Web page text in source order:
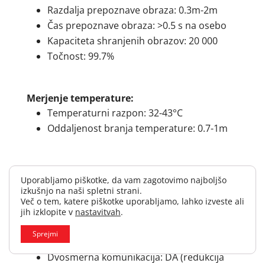
Razdalja prepoznave obraza: 0.3m-2m
Čas prepoznave obraza: >0.5 s na osebo
Kapaciteta shranjenih obrazov: 20 000
Točnost: 99.7%
Merjenje temperature:
Temperaturni razpon: 32-43°C
Oddaljenost branja temperature: 0.7-1m
Dodatna osvetlitev:
Tip: Mehko, bela svetloba, IR senzor
Domet bele svetlobe: 1-3m
Avdijo:
Dvosmerna komunikacija: DA (redukcija
Uporabljamo piškotke, da vam zagotovimo najboljšo
izkušnjo na naši spletni strani.
Več o tem, katere piškotke uporabljamo, lahko izveste ali
jih izklopite v nastavitvah.
Sprejmi